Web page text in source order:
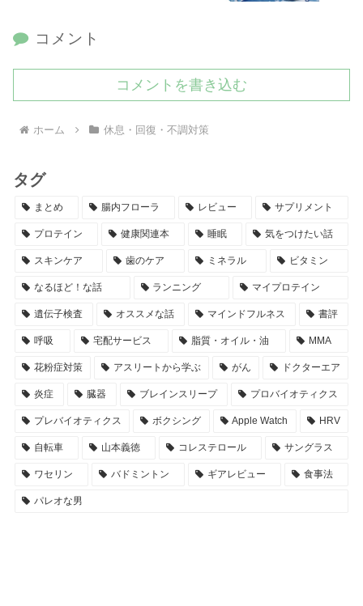
コメント
コメントを書き込む
ホーム 休息・回復・不調対策
タグ
まとめ 腸内フローラ レビュー サプリメント
プロテイン 健康関連本 睡眠 気をつけたい話
スキンケア 歯のケア ミネラル ビタミン
なるほど！な話 ランニング マイプロテイン
遺伝子検査 オススメな話 マインドフルネス 書評
呼吸 宅配サービス 脂質・オイル・油 MMA
花粉症対策 アスリートから学ぶ がん ドクターエア
炎症 臓器 ブレインスリープ プロバイオティクス
プレバイオティクス ボクシング Apple Watch HRV
自転車 山本義徳 コレステロール サングラス
ワセリン バドミントン ギアレビュー 食事法
パレオな男